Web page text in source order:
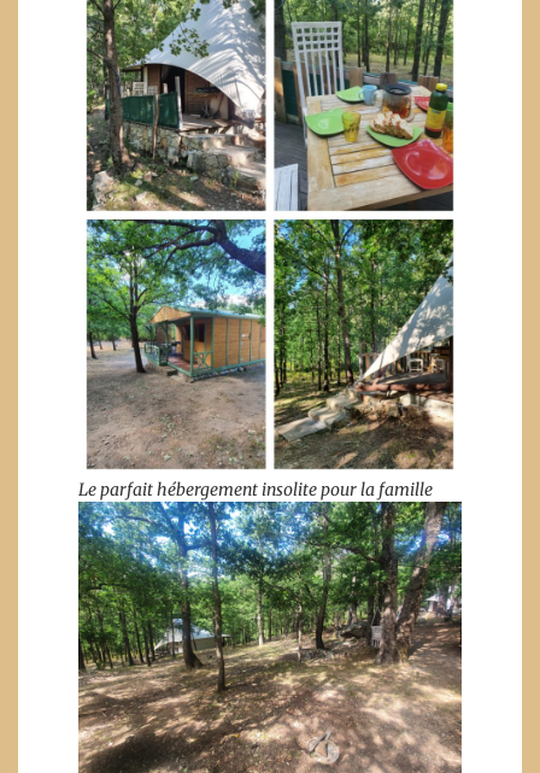
Le parfait hébergement insolite pour la famille